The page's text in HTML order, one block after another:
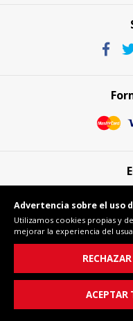
Advertencia sobre el uso
Utilizamos cookies propias y
mejorar la experiencia del
ACEPTAR